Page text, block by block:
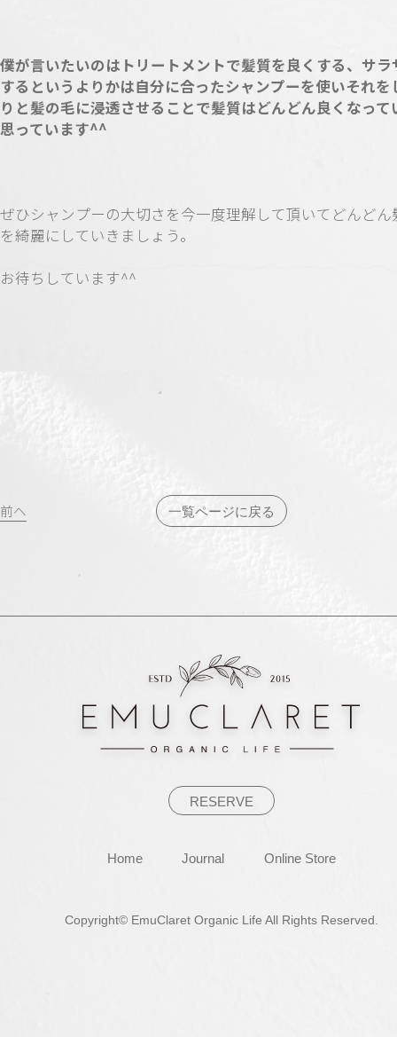
僕が言いたいのはトリートメントで髪質を良くする、サラ
するというよりかは自分に合ったシャンプーを使いそれを
りと髪の毛に浸透させることで髪質はどんどん良くなって
思っています^^
ぜひシャンプーの大切さを今一度理解して頂いてどんどん
を綺麗にしていきましょう。
お待ちしています^^
投
前へ 一覧ページに戻る
RESERVE
Home Journal Online Store
Copyright© EmuClaret Organic Life All Rights Reserved.